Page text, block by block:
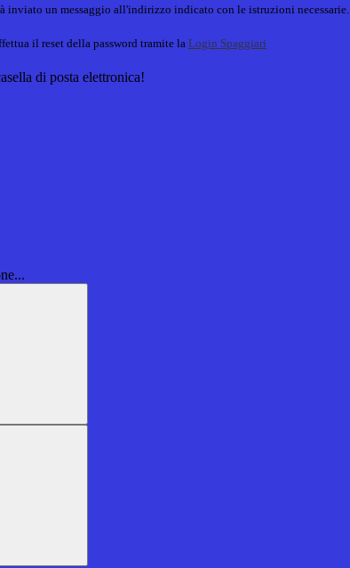
inviato un messaggio all'indirizzo indicato con le istruzioni necessarie.
il reset della password tramite la Login Spaggiari
di posta elettronica!